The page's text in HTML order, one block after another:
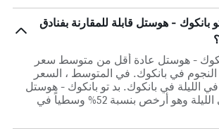
بانكوك - هوستل قابلة للمقارنة بفنادق
- هوستل عادة أقل من متوسط ​​سعر
مصنف 2 من النجوم في بانكوك. في المتوسط ، السعر
هو 143 ﷼ في الليلة في بانكوك. بد تو بانكوك - هوستل
سيعطيك 72 ﷼ في الليلة وهو أرخص بنسبة 52% وسطياً في